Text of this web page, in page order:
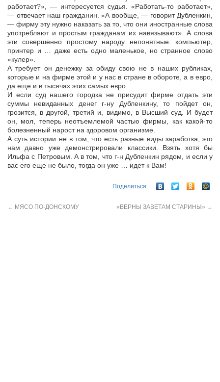
работает?», — интересуется судья. «Работать-то работает»,
— отвечает наш гражданин. «А вообще, — говорит Дубленкин,
— фирму эту нужно наказать за то, что они иностранные слова
употребляют и простым гражданам их навязывают». А слова
эти совершенно простому народу непонятные: компьютер,
принтер и … даже есть одно маленькое, но странное слово
«кулер».
А требует он денежку за обиду свою не в наших рубликах,
которые и на фирме этой и у нас в стране в обороте, а в евро,
да еще и в тысячах этих самых евро.
И если суд нашего городка не присудит фирме отдать эти
суммы невиданных денег г-ну Дубленкину, то пойдет он,
грозится, в другой, третий и, видимо, в Высший суд. И будет
он, мол, теперь неотъемлемой частью фирмы, как какой-то
болезненный нарост на здоровом организме.
А суть истории не в том, что есть разные виды заработка, это
нам давно уже демонстрировали классики. Взять хотя бы
Ильфа с Петровым. А в том, что г-н Дубленкин рядом, и если у
вас его еще не было, тогда он уже … идет к Вам!
Поделиться
← МЯСО ПО-ДОНСКОМУ «ВЕРНЫ ЗАВЕТАМ СТАРИНЫ» →